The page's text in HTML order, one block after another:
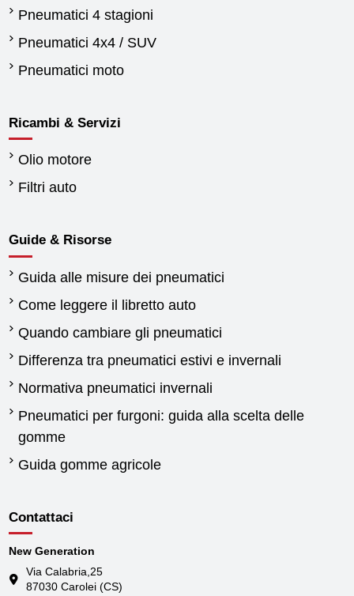
Pneumatici 4 stagioni
Pneumatici 4x4 / SUV
Pneumatici moto
Ricambi & Servizi
Olio motore
Filtri auto
Guide & Risorse
Guida alle misure dei pneumatici
Come leggere il libretto auto
Quando cambiare gli pneumatici
Differenza tra pneumatici estivi e invernali
Normativa pneumatici invernali
Pneumatici per furgoni: guida alla scelta delle
gomme
Guida gomme agricole
Contattaci
New Generation
Via Calabria,25
87030 Carolei (CS)